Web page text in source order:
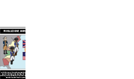
RIVOLUZIONE AMERICANA
All'inizio della rivoluzione americana, fu fondata la
Quaker Pennsylvania Society for the Abolition of
Slavery. Gli afroamericani furono reclutati sia negli
eserciti lealisti che in quelli patrioti.